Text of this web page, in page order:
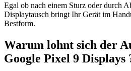
Egal ob nach einem Sturz oder durch
Displaytausch bringt Ihr Gerät im
Bestform.
Warum lohnt sich der
Google Pixel 9 Displays